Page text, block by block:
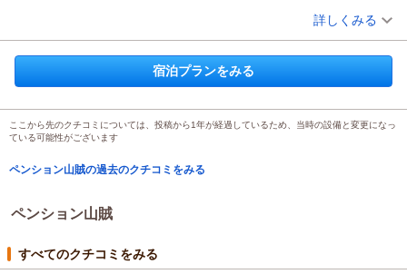
コーヒーや紅茶など、好きな飲み物を好きな時間にお部屋に持っ
食事はとってもボリュームがあり、美味しかったです(*^^*)
その上、スキー用の行動食までサービスしてくれ、感謝感謝で
す。
温泉がないのが残念でしたが、すぐ近くの温泉の割引券を下さ
り、その温泉がとても良かったので問題なしです。
二泊三日、楽しく過ごせました。
（投稿日：2026/01/26）
宿泊時期： 2026年01月宿泊 (友達旅行)
投稿者： sugarさん(女性/50代)
【ペンション山賊】スタンダード２食付プラン
詳しくみる
宿泊プランをみる
ここから先のクチコミについては、投稿から1年が経過しているため、当時の設備と変更になっ
ている可能性がございます
ペンション山賊の過去のクチコミをみる
ペンション山賊
すべてのクチコミをみる